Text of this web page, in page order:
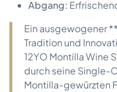
Abgang:
Ein ausgewogener
Tradition und
12YO Montilla Wine
durch seine Single-
Montilla-gewürzten